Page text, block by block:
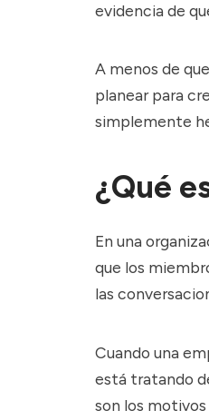
evidencia de
A menos de
planear para
simplemente
¿Qué
En una
que los
las
Cuando una
está tratando
son los